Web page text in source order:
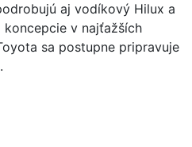
aj vodíkový Hilux a
v najťažších
sa postupne pripravuje